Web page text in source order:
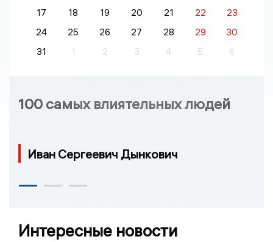
17
18 19 20 21 22
23
24
25 26 27 28 29
30
31
1 2 3 4 5 6
100 самых влиятельных людей
Иван Сергеевич Дынкович
Интересные новости